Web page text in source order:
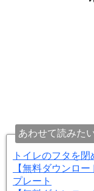
あわせて読みた
トイレのフタを
【無料ダウンロ
プレート